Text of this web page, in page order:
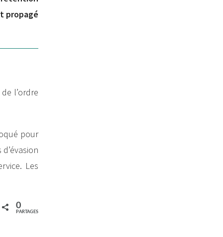
propagé
l’ordre
pour
Les
0
PARTAGES